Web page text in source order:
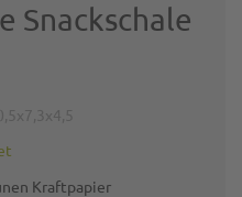
Snackschale
Kraftpapier